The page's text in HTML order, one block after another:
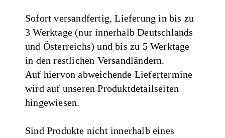
Sofort versandfertig, Lieferung in bis zu
3 Werktage (nur innerhalb Deutschlands
und Österreichs) und bis zu 5 Werktage
in den restlichen Versandländern.
Auf hiervon abweichende Liefertermine
wird auf unseren Produktdetailseiten
hingewiesen.
Sind Produkte nicht innerhalb eines